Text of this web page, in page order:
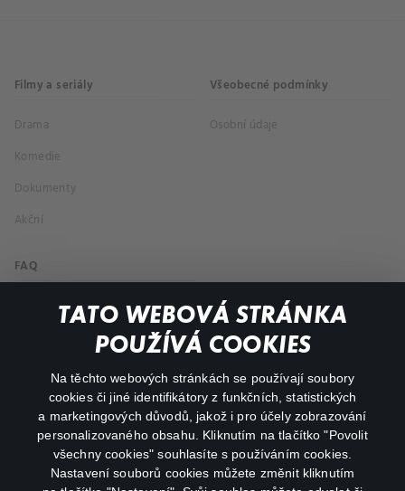
TATO WEBOVÁ STRÁNKA
POUŽÍVÁ COOKIES
Na těchto webových stránkách se používají soubory
cookies či jiné identifikátory z funkčních, statistických
a marketingových důvodů, jakož i pro účely zobrazování
personalizovaného obsahu. Kliknutím na tlačítko "Povolit
všechny cookies" souhlasíte s používáním cookies.
Nastavení souborů cookies můžete změnit kliknutím
Filmy a seriály
Drama
Komedie
Dokumenty
Akční
Všeobecné podmínky
Osobní údaje
FAQ
Můj účet
Důležité odkazy
facebookinstagram
youtube